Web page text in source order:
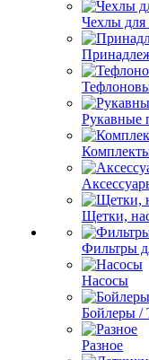
Чехлы для
Рукавные
Щетки,
Фильтры
Насосы
Бойлеры /
Разное